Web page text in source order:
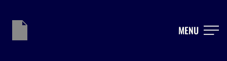
MENU